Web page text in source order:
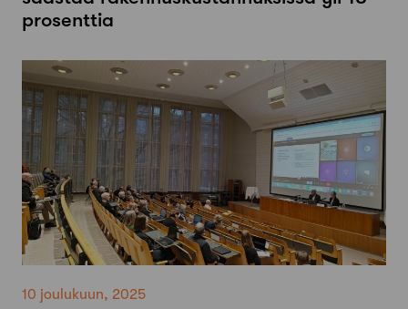
prosenttia
10 joulukuun, 2025